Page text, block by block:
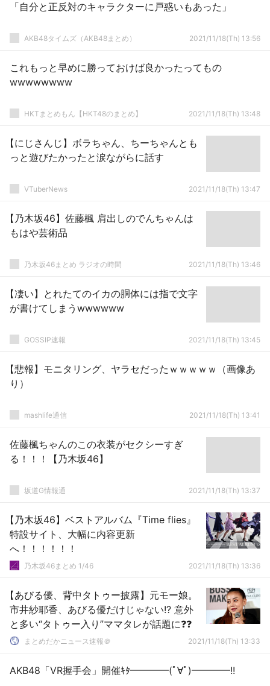
「自分と正反対のキャラクターに戸惑いもあった」
AKB48タイムズ（AKB48まとめ） 2021/11/18(Th) 13:56
これもっと早めに勝っておけば良かったってもの
wwwwwwww
HKTまとめもん【HKT48のまとめ】 2021/11/18(Th) 13:48
【にじさんじ】ボラちゃん、ちーちゃんとも
っと遊びたかったと涙ながらに話す
VTuberNews 2021/11/18(Th) 13:47
【乃木坂46】佐藤楓 肩出しのでんちゃんは
もはや芸術品
乃木坂46まとめ ラジオの時間 2021/11/18(Th) 13:46
【凄い】とれたてのイカの胴体には指で文字
が書けてしまうwwwwww
GOSSIP速報 2021/11/18(Th) 13:45
【悲報】モニタリング、ヤラセだったｗｗｗｗｗ（画像あ
り）
mashlife通信 2021/11/18(Th) 13:41
佐藤楓ちゃんのこの衣装がセクシーすぎ
る！！！【乃木坂46】
坂道G情報通 2021/11/18(Th) 13:37
【乃木坂46】ベストアルバム『Time flies』
特設サイト、大幅に内容更新
へ！！！！！！
乃木坂46まとめ 1/46 2021/11/18(Th) 13:36
【あびる優、背中タトゥー披露】元モー娘。
市井紗耶香、あびる優だけじゃない!? 意外
と多い“タトゥー入り”ママタレが話題に❓❓
まとめだかニュース速報＠ 2021/11/18(Th) 13:33
AKB48「VR握手会」開催ｷﾀ━━━━(ﾟ∀ﾟ)━━━━!!